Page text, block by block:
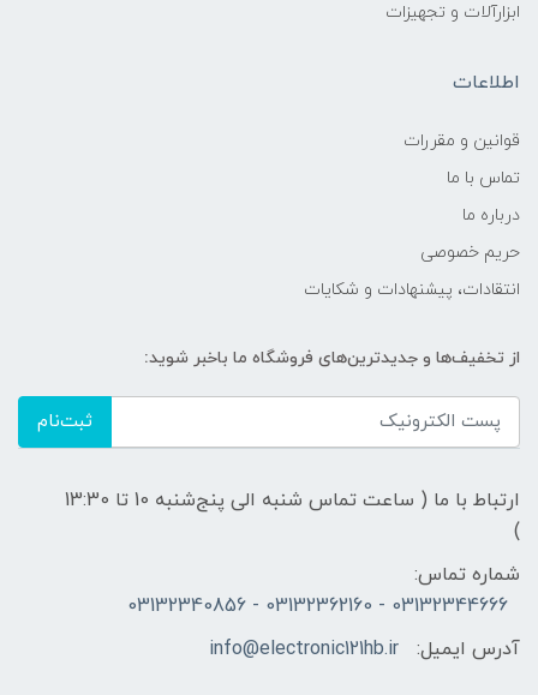
ابزارآلات و تجهیزات
اطلاعات
قوانين و مقررات
تماس با ما
درباره ما
حریم خصوصی
انتقادات، پیشنهادات و شکایات
از تخفیف‌ها و جدیدترین‌های فروشگاه ما باخبر شوید:
ثبت‌نام
ارتباط با ما ( ساعت تماس شنبه الی پنج‌شنبه 10 تا 13:30
)
شماره تماس:
03132344666 - 03132362160 - 03132340856
آدرس ایمیل:
info@electronic121hb.ir